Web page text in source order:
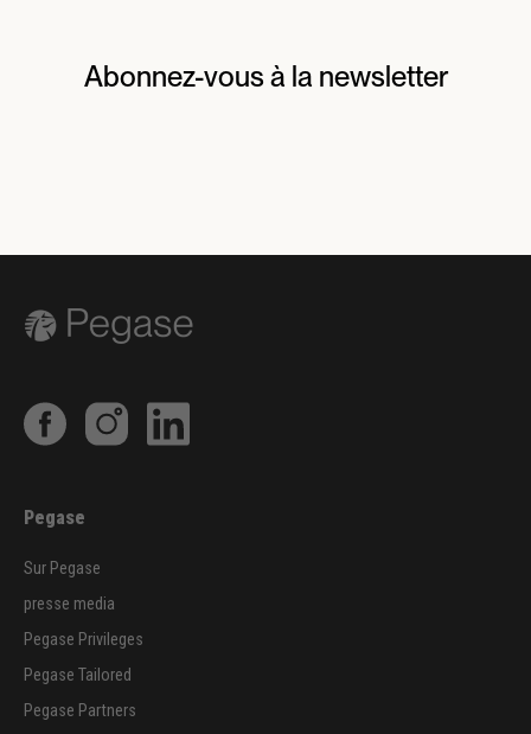
Abonnez-vous à la newsletter
Pegase
Sur Pegase
presse media
Pegase Privileges
Pegase Tailored
Pegase Partners